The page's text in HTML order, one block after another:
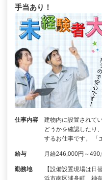
手当あり！
仕事内容
建物内に設置されて
どうかを確認したり
するお仕事です。 「
給与 月給246,000円～
勤務地
【設備設置現場は日
浜市南区浦舟町、神